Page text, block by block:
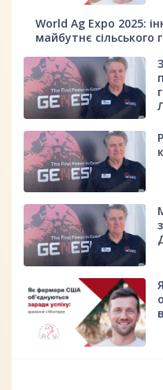
World Ag Expo 2025:
майбутнє сільського